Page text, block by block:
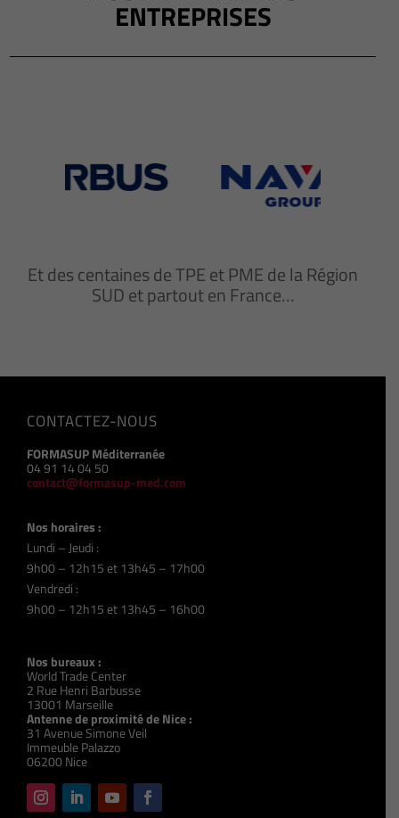
ENTREPRISES
Et des centaines de TPE et PME de la Région
SUD et partout en France…
CONTACTEZ-NOUS
FORMASUP Méditerranée
04 91 14 04 50
contact@formasup-med.com
Nos horaires :
Lundi – Jeudi :
9h00 – 12h15 et 13h45 – 17h00
Vendredi :
9h00 – 12h15 et 13h45 – 16h00
Nos bureaux :
World Trade Center
2 Rue Henri Barbusse
13001 Marseille
Antenne de proximité de Nice :
31 Avenue Simone Veil
Immeuble Palazzo
06200 Nice